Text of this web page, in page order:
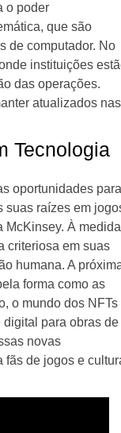
o poder
que são
de computador. No
instituições
das operações.
atualizados nas
Tecnologia
oportunidades para
suas raízes em
McKinsey. À medida
criteriosa em suas
humana. A
forma como as
o mundo dos NFTs
para obras de
novas
fãs de jogos e